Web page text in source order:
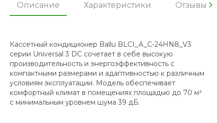
Описание Характеристики Отзывы
Кассетный кондиционер Ballu BLCI_A_C-24HN8_V3
серии Universal 3 DC сочетает в себе высокую
производительность и энергоэффективность с
компактными размерами и адаптивностью к различным
условиям эксплуатации. Модель обеспечивает
комфортный климат в помещениях площадью до 70 м²
с минимальным уровнем шума 39 дБ.